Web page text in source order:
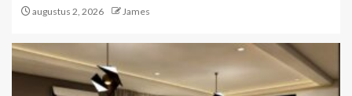
2
maak kleurrijke gordijnen
augustus 2, 2026 James